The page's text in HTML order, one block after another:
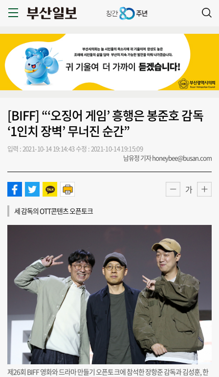
[BIFF] “‘오징어 게임’ 흥행은 봉준호 감독
‘1인치 장벽’ 무너진 순간”
입력 : 2021-10-14 19:14:43수정 : 2021-10-14 19:15:09
남유정 기자 honeybee@busan.com
가
세 감독의 OTT콘텐츠 오픈토크
제26회 BIFF 영화와 드라마 만들기 오픈토크에 참석한 장항준 감독과 김성훈, 한